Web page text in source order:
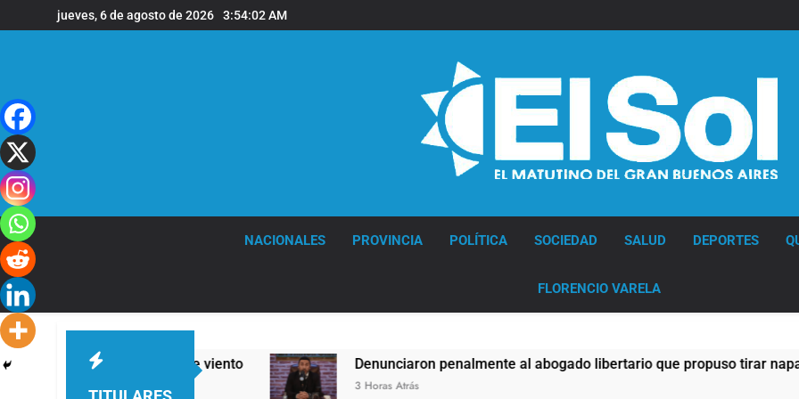
al
jueves, 6 de agosto de 2026 3:54:03 AM
NACIONALES PROVINCIA POLÍTICA SOCIEDAD SALUD DEPORTES
FLORENCIO VARELA
ráfagas de viento Denunciaron penalmente al abogado libertario que propuso tirar napalm sobre el Gran
3 Horas Atrás